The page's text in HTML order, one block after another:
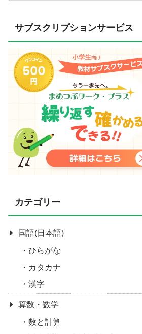
サブスクリプションサービス
カテゴリー
国語(日本語)
ひらがな
カタカナ
漢字
算数・数学
数と計算